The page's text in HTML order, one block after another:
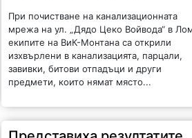
При почистване на канализационната
мрежа на ул. „Дядо Цеко Войвода“ в
екипите на ВиК-Монтана са открили
изхвърлени в канализацията, парцали,
завивки, битови отпадъци и други
предмети, които нямат място...